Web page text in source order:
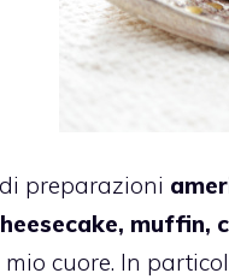
preparazioni
muffin,
mio cuore. In